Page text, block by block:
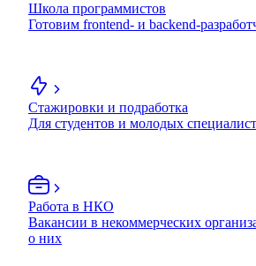
Школа программистов
Готовим frontend- и backend-
Стажировки и подработка
Для студентов и молодых
Работа в НКО
Вакансии в некоммерческих
о них